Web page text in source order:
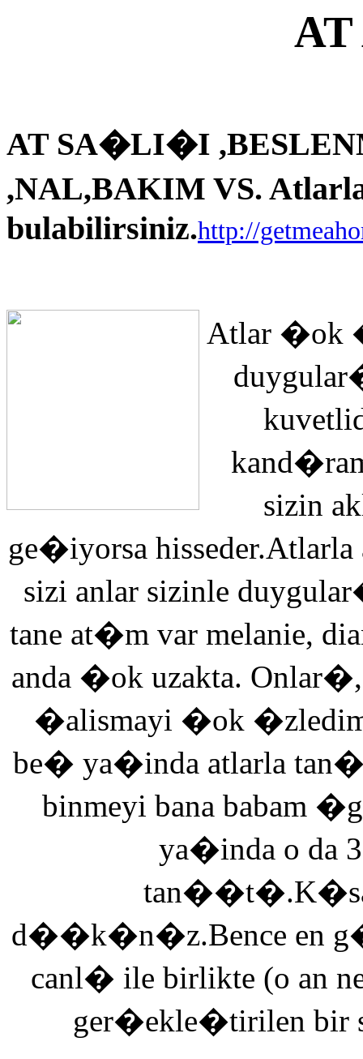
AT SA�LI�I
,NAL,BAKIM VS.
bulabilirsiniz.http://
Atlar �ok
sizin
ge�iyorsa
sizi anlar sizinle
tane at�m var melanie,
anda �ok uzakta.
�alismayi �ok
be� ya�inda atlarla
binmeyi bana babam
ya�inda o da
d��k�n�z.Bence en
canl� ile birlikte (o an
ger�ekle�tirilen bir